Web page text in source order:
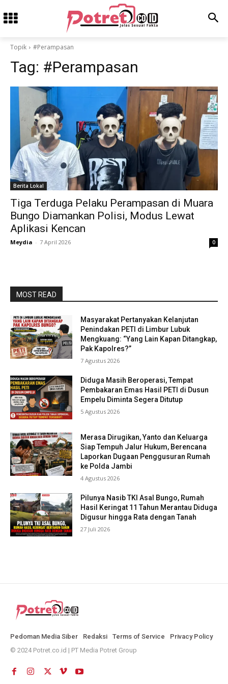
Topik #Perampasan
Tag: #Perampasan
Berita Lokal
Tiga Terduga Pelaku Perampasan di Muara
Bungo Diamankan Polisi, Modus Lewat
Aplikasi Kencan
Meydia - 7 April 2026 0
MOST READ
Masyarakat Pertanyakan Kelanjutan
Penindakan PETI di Limbur Lubuk
Mengkuang: “Yang Lain Kapan Ditangkap,
Pak Kapolres?”
7 Agustus 2026
Diduga Masih Beroperasi, Tempat
Pembakaran Emas Hasil PETI di Dusun
Empelu Diminta Segera Ditutup
5 Agustus 2026
Merasa Dirugikan, Yanto dan Keluarga
Siap Tempuh Jalur Hukum, Berencana
Laporkan Dugaan Penggusuran Rumah
ke Polda Jambi
4 Agustus 2026
Pilunya Nasib TKI Asal Bungo, Rumah
Hasil Keringat 11 Tahun Merantau Diduga
Digusur hingga Rata dengan Tanah
27 Juli 2026
Pedoman Media Siber Redaksi Terms of Service
Privacy Policy
© 2024 Potret.co.id | PT Media Potret Group